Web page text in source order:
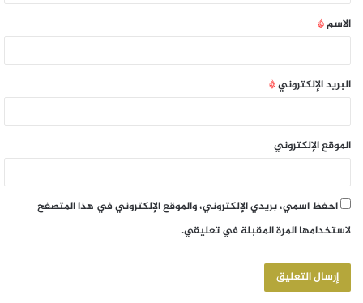
الاسم*
البريد الإلكتروني*
الموقع الإلكتروني
احفظ اسمي، بريدي الإلكتروني، والموقع الإلكتروني في هذا المتصفح
لاستخدامها المرة المقبلة في تعليقي.